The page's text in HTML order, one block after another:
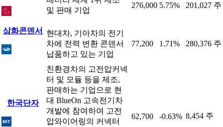
및 판매 기업
276,000 5.75% 201,027 주
삼화콘덴서
현대차, 기아차의 전기
차에 전력 변환 콘덴서
납품하고 있는 기업
77,200 1.71% 280,376 주
한국단자
친환경차의 고전압커넥
터 및 모듈 등을 제조,
판매하는 기업으로 현
대 BlueOn 고속전기차
개발에 참여하여 고전
압와이어링의 커넥터
62,700 -0.63% 8,454 주